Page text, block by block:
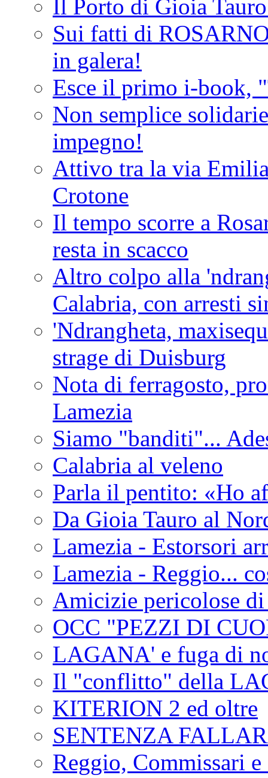
Il Porto di Gioia
Sui fatti di
in galera!
Esce il primo i-book,
Non semplice
impegno!
Attivo tra la via
Crotone
Il tempo scorre a
resta in scacco
Altro colpo alla
Calabria, con arresti
'Ndrangheta,
strage di Duisburg
Nota di ferragosto,
Lamezia
Siamo "banditi"...
Calabria al veleno
Parla il pentito: «Ho
Da Gioia Tauro al
Lamezia - Estorsori
Lamezia - Reggio...
Amicizie pericolose
OCC "PEZZI DI
LAGANA' e fuga di
Il "conflitto" della
KITERION 2 ed oltre
SENTENZA
Reggio, Commissari